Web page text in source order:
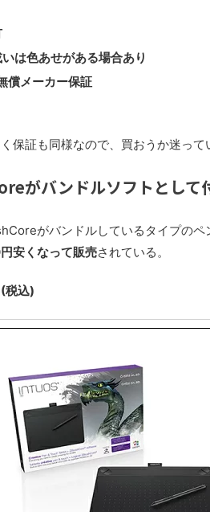
は色あせがある場合あり
償メーカー保証
保証も同様なので、買おうか迷って
がバンドルソフトとして
がバンドルしているタイプのペ
安くなって販売されている。
(税込)